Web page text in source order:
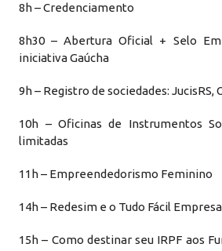
8h – Credenciamento
8h30 – Abertura Oficial + Selo
iniciativa Gaúcha
9h – Registro de sociedades: JucisRS,
10h – Oficinas de Instrumentos
limitadas
11h – Empreendedorismo Feminino
14h – Redesim e o Tudo Fácil
15h – Como destinar seu IRPF aos